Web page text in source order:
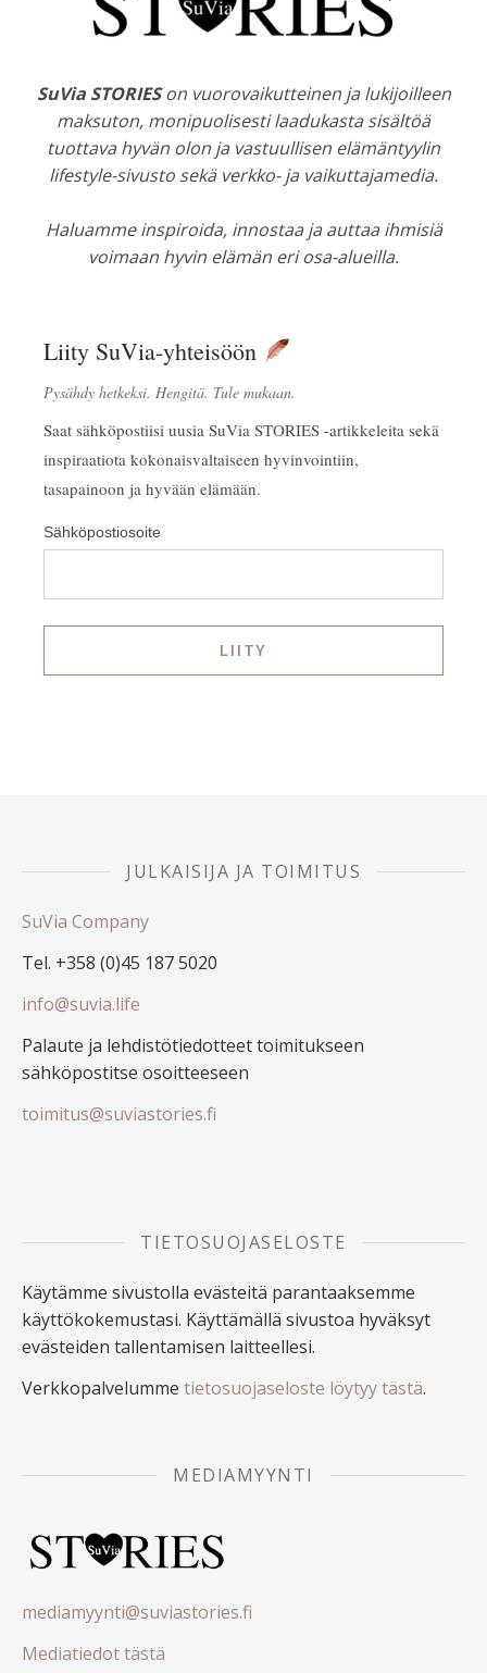
SuVia STORIESon vuorovaikutteinen ja lukijoilleen
maksuton, monipuolisesti laadukasta sisältöä
tuottava hyvän olon ja vastuullisen elämäntyylin
lifestyle-sivusto sekä verkko- ja vaikuttajamedia.
Haluamme inspiroida, innostaa ja auttaa ihmisiä
voimaan hyvin elämän eri osa-alueilla.
Liity SuVia-yhteisöön
Pysähdy hetkeksi. Hengitä. Tule mukaan.
Saat sähköpostiisi uusia SuVia STORIES -artikkeleita sekä
inspiraatiota kokonaisvaltaiseen hyvinvointiin,
tasapainoon ja hyvään elämään.
Sähköpostiosoite
JULKAISIJA JA TOIMITUS
SuVia Company
Tel. +358 (0)45 187 5020
info@suvia.life
Palaute ja lehdistötiedotteet toimitukseen
sähköpostitse osoitteeseen
toimitus@suviastories.fi
TIETOSUOJASELOSTE
Käytämme sivustolla evästeitä parantaaksemme
käyttökokemustasi. Käyttämällä sivustoa hyväksyt
evästeiden tallentamisen laitteellesi.
Verkkopalvelumme tietosuojaseloste löytyy tästä.
MEDIAMYYNTI
mediamyynti@suviastories.fi
Mediatiedot tästä